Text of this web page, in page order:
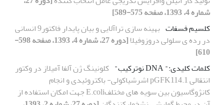
شماره 4، 1393، صفحه 575-589]
کلسیم فسفات
بهینه سازی تراآلایی و بیان پایدار فاکتور9 انسانی
در رده ی سلولی دروزوفیلا
[دوره 27، شماره 4، 1393، صفحه 598-
610]
کلمات کلیدی:" DNA نوترکیب"
کلونینگ ژن آلفا آمیلاز در وکتور
انتقالی pGFK114.1 اشرشیاکولی- باکتروئیدی و انجام
کانژوگاسیون بین سویه های مختلفE.coli جهت امکان استفاده از